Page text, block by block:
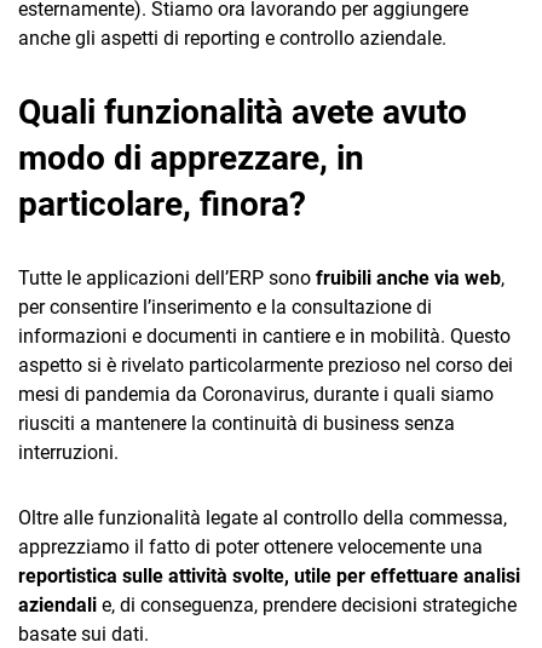
esternamente). Stiamo ora lavorando per aggiungere
anche gli aspetti di reporting e controllo aziendale.
Quali funzionalità avete avuto
modo di apprezzare, in
particolare, finora?
Tutte le applicazioni dell’ERP sono fruibili anche via web,
per consentire l’inserimento e la consultazione di
informazioni e documenti in cantiere e in mobilità. Questo
aspetto si è rivelato particolarmente prezioso nel corso dei
mesi di pandemia da Coronavirus, durante i quali siamo
riusciti a mantenere la continuità di business senza
interruzioni.
Oltre alle funzionalità legate al controllo della commessa,
apprezziamo il fatto di poter ottenere velocemente una
reportistica sulle attività svolte, utile per effettuare analisi
aziendali e, di conseguenza, prendere decisioni strategiche
basate sui dati.